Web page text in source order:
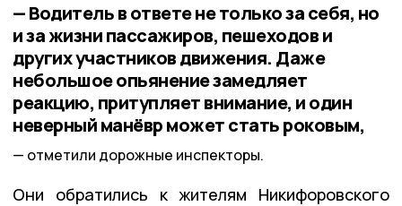
— Водитель в ответе не только за себя, но
и за жизни пассажиров, пешеходов и
других участников движения. Даже
небольшое опьянение замедляет
реакцию, притупляет внимание, и один
неверный манёвр может стать роковым,
отметили дорожные инспекторы.
Они обратились к жителям Никифоровского